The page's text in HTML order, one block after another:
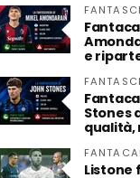
e
Stones
qualità,
Listone